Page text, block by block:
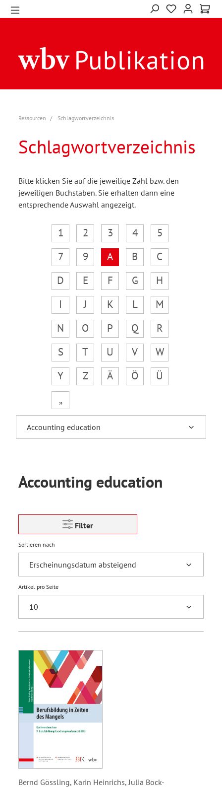
Ressourcen Schlagwortverzeichnis
Schlagwortverzeichnis
Bitte klicken Sie auf die jeweilige Zahl bzw. den
jeweiligen Buchstaben. Sie erhalten dann eine
entsprechende Auswahl angezeigt.
1 2 3 4
5
7
9 A B
C
D
E F G
H
I
J K L
M
N
O P Q
R
S
T U V
W
Y
Z Ä Ö
Ü
„
Accounting education
Filter
Sortieren nach
Artikel pro Seite
Bernd Gössling, Karin Heinrichs, Julia Bock-